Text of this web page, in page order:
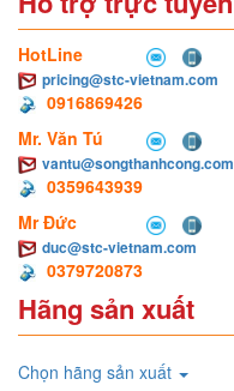
HotLine
pricing@stc-vietnam.com
0916869426
Mr. Văn Tú
vantu@songthanhcong.com
0359643939
Mr Đức
duc@stc-vietnam.com
0379720873
Hãng sản xuất
Chọn hãng sản xuất